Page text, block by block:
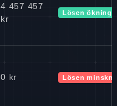
4 457 457
kr
Lösen ökning
0 kr Lösen